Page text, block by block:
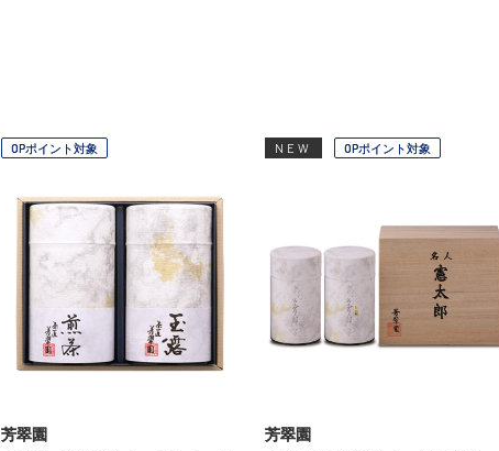
OPポイント対象
芳翠園
NEW OPポイント対象
芳翠園